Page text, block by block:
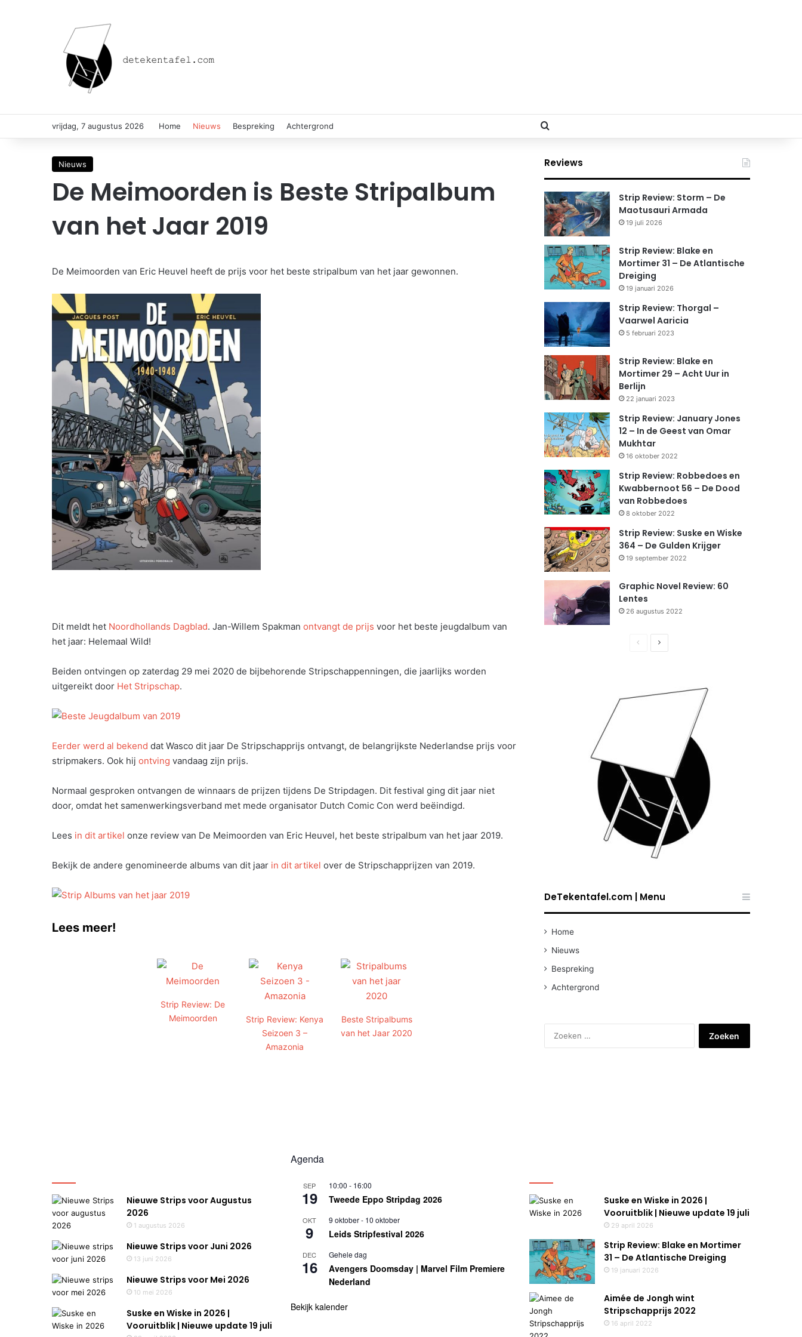
vrijdag, 7 augustus 2026 Home Nieuws Bespreking Achtergrond Search for
Nieuws
De Meimoorden is Beste Stripalbum
van het Jaar 2019
De Meimoorden van Eric Heuvel heeft de prijs voor het beste stripalbum van het jaar gewonnen.
Dit meldt het Noordhollands Dagblad. Jan-Willem Spakman ontvangt de prijs voor het beste jeugdalbum van
het jaar: Helemaal Wild!
Beiden ontvingen op zaterdag 29 mei 2020 de bijbehorende Stripschappenningen, die jaarlijks worden
uitgereikt door Het Stripschap.
Eerder werd al bekend dat Wasco dit jaar De Stripschapprijs ontvangt, de belangrijkste Nederlandse prijs voor
stripmakers. Ook hij ontving vandaag zijn prijs.
Normaal gesproken ontvangen de winnaars de prijzen tijdens De Stripdagen. Dit festival ging dit jaar niet
door, omdat het samenwerkingsverband met mede organisator Dutch Comic Con werd beëindigd.
Lees in dit artikel onze review van De Meimoorden van Eric Heuvel, het beste stripalbum van het jaar 2019.
Bekijk de andere genomineerde albums van dit jaar in dit artikel over de Stripschapprijzen van 2019.
Lees meer!
Strip Review: De
Meimoorden
Strip Review: Kenya
Seizoen 3 –
Amazonia
Beste Stripalbums
van het Jaar 2020
Reviews
Strip Review: Storm – De
Maotusauri Armada
19 juli 2026
Strip Review: Blake en
Mortimer 31 – De Atlantische
Dreiging
19 januari 2026
Strip Review: Thorgal –
Vaarwel Aaricia
5 februari 2023
Strip Review: Blake en
Mortimer 29 – Acht Uur in
Berlijn
22 januari 2023
Strip Review: January Jones
12 – In de Geest van Omar
Mukhtar
16 oktober 2022
Strip Review: Robbedoes en
Kwabbernoot 56 – De Dood
van Robbedoes
8 oktober 2022
Strip Review: Suske en Wiske
364 – De Gulden Krijger
19 september 2022
Graphic Novel Review: 60
Lentes
26 augustus 2022
PreviousNext
DeTekentafel.com | Menu
Home
Nieuws
Bespreking
Achtergrond
naar:
Nieuwe Strips voor Augustus
2026
1 augustus 2026
Nieuwe Strips voor Juni 2026
13 juni 2026
Nieuwe Strips voor Mei 2026
10 mei 2026
Suske en Wiske in 2026 |
Vooruitblik | Nieuwe update 19 juli
Agenda
SEP
19
10:00 - 16:00
Tweede Eppo Stripdag 2026
OKT
9
9 oktober- 10 oktober
Leids Stripfestival 2026
DEC
16
Gehele dag
Avengers Doomsday | Marvel Film Premiere
Nederland
Bekijk kalender
Suske en Wiske in 2026 |
Vooruitblik | Nieuwe update 19 juli
29 april 2026
Strip Review: Blake en Mortimer
31 – De Atlantische Dreiging
19 januari 2026
Aimée de Jongh wint
Stripschapprijs 2022
16 april 2022